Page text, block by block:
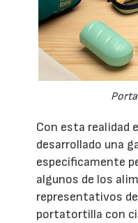
Con esta realidad
desarrollado una
específicamente
algunos de los
representativos
portatortilla con